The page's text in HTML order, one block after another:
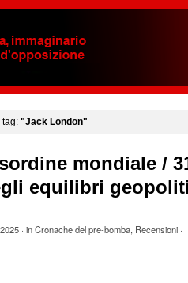
tag: "Jack London"
mondiale /
equilibri
· inCronache del pre-bomba, Recensioni·